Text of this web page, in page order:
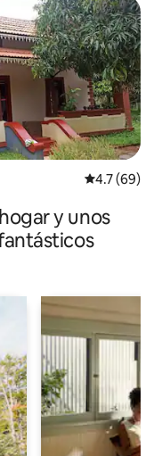
Calificación
4.7 (69)
y unos